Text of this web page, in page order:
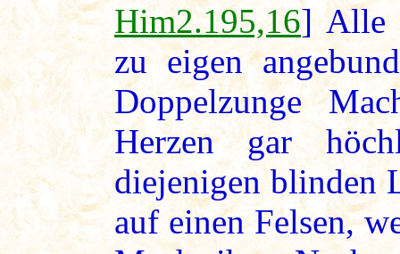
Him2.195,16] Alle
zu eigen
Doppelzunge
Herzen gar
diejenigen blinden
auf einen Felsen,